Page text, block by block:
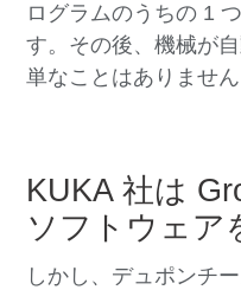
ログラムのうちの 1
す。その後、機械が
単なことはありません
KUKA 社は
ソフトウェア
しかし、デュポンチ